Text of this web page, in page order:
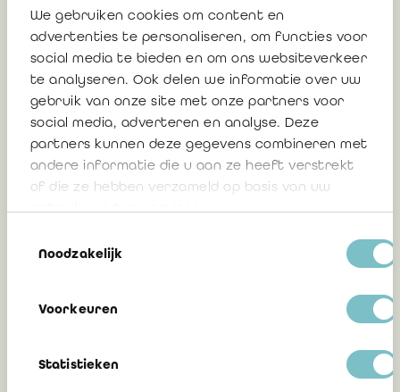
We gebruiken cookies om content en
advertenties te personaliseren, om functies voor
social media te bieden en om ons websiteverkeer
te analyseren. Ook delen we informatie over uw
gebruik van onze site met onze partners voor
social media, adverteren en analyse. Deze
partners kunnen deze gegevens combineren met
andere informatie die u aan ze heeft verstrekt
of die ze hebben verzameld op basis van uw
Noodzakelijk
Voorkeuren
Statistieken
auprès de VLAIO et le secret
professionnel
2 juin 2024
secret professionnel – nouvelle exception
3 mai 2024